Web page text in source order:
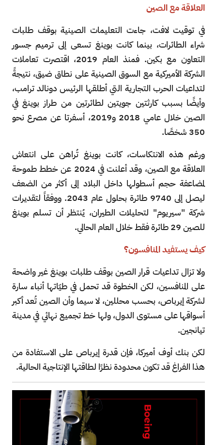
العلاقة مع الصين
في توقيت لافت، جاءت التعليمات الصينية بوقف طلبات
شراء الطائرات، بينما كانت بوينغ تسعى إلى ترميم جسور
التعاون مع بكين. فمنذ العام 2019، اقتصرت تعاملات
الشركة الأميركية مع السوق الصينية على نطاق ضيق، نتيجةً
لتداعيات الحرب التجارية التي أطلقها الرئيس دونالد ترامب،
وأيضًا بسبب كارثتين جويتين لطائرتين من طراز بوينغ في
الصين خلال عامي 2018 و2019، أسفرتا عن مصرع نحو
350 شخصًا.
ورغم هذه الانتكاسات، كانت بوينغ تُراهن على انتعاش
العلاقة مع الصين، وقد أعلنت في 2024 عن خطط طموحة
لمضاعفة حجم أسطولها داخل البلاد إلى أكثر من الضعف
ليصل إلى 9740 طائرة بحلول عام 2043. ووفقاً لتقديرات
شركة "سيريوم" لتحليلات الطيران، يُنتظر أن تسلم بوينغ
للصين 29 طائرة فقط خلال العام الحالي.
كيف يستفيد المنافسون؟
ولا تزال تداعيات قرار الصين بوقف طلبات بوينغ غير واضحة
على المنافسين، لكن الخطوة قد تحمل في طيّاتها أنباء سارة
لشركة إيرباص، بحسب محللين، لا سيما وأن الصين تُعد أكبر
أسواقها على مستوى الدول، ولها خط تجميع نهائي في مدينة
تيانجين.
لكن بنك أوف أميركا، فإن قدرة إيرباص على الاستفادة من
هذا الفراغ قد تكون محدودة نظرًا لطاقتها الإنتاجية الحالية.